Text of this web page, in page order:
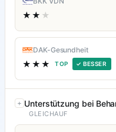
★★ ★
DAK-Gesundheit
★★★ TOP ✓ BESSER
Unterstützung bei
GLEICHAUF